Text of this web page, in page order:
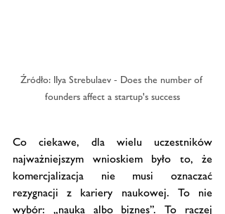
Źródło: IIya Strebulaev - Does the number of
founders affect a startup's success
Co ciekawe, dla wielu uczestników
najważniejszym wnioskiem było to, że
komercjalizacja nie musi oznaczać
rezygnacji z kariery naukowej. To nie
wybór: „nauka albo biznes”. To raczej